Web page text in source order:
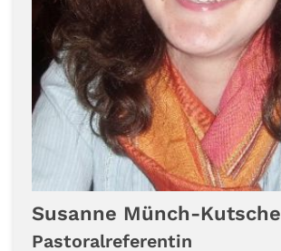
Susanne Münch-
Pastoralreferentin